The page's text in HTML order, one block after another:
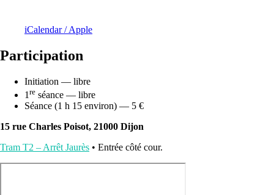
iCalendar / Apple
Participation
Initiation — libre
1 re séance — libre
Séance (1 h 15 environ) — 5 €
15 rue Charles Poisot, 21000 Dijon
Tram T2 – Arrêt Jaurès • Entrée côté cour.